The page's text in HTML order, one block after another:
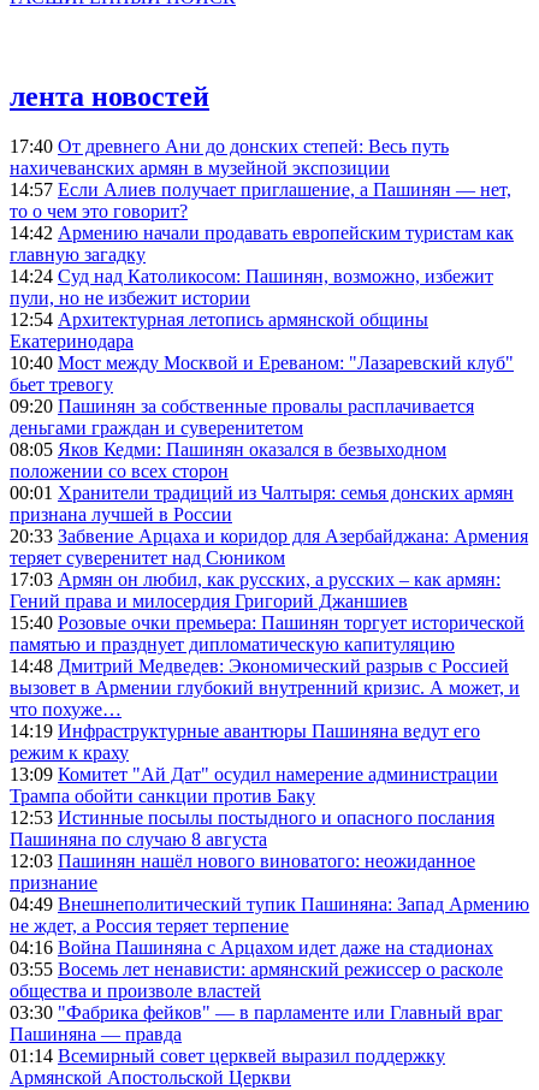
лента новостей
17:40 От древнего Ани до донских степей: Весь путь
нахичеванских армян в музейной экспозиции
14:57 Если Алиев получает приглашение, а Пашинян — нет,
то о чем это говорит?
14:42 Армению начали продавать европейским туристам как
главную загадку
14:24 Суд над Католикосом: Пашинян, возможно, избежит
пули, но не избежит истории
12:54 Архитектурная летопись армянской общины
Екатеринодара
10:40 Мост между Москвой и Ереваном: "Лазаревский клуб"
бьет тревогу
09:20 Пашинян за собственные провалы расплачивается
деньгами граждан и суверенитетом
08:05 Яков Кедми: Пашинян оказался в безвыходном
положении со всех сторон
00:01 Хранители традиций из Чалтыря: семья донских армян
признана лучшей в России
20:33 Забвение Арцаха и коридор для Азербайджана: Армения
теряет суверенитет над Сюником
17:03 Армян он любил, как русских, а русских – как армян:
Гений права и милосердия Григорий Джаншиев
15:40 Розовые очки премьера: Пашинян торгует исторической
памятью и празднует дипломатическую капитуляцию
14:48 Дмитрий Медведев: Экономический разрыв с Россией
вызовет в Армении глубокий внутренний кризис. А может, и
что похуже…
14:19 Инфраструктурные авантюры Пашиняна ведут его
режим к краху
13:09 Комитет "Ай Дат" осудил намерение администрации
Трампа обойти санкции против Баку
12:53 Истинные посылы постыдного и опасного послания
Пашиняна по случаю 8 августа
12:03 Пашинян нашёл нового виноватого: неожиданное
признание
04:49 Внешнеполитический тупик Пашиняна: Запад Армению
не ждет, а Россия теряет терпение
04:16 Война Пашиняна с Арцахом идет даже на стадионах
03:55 Восемь лет ненависти: армянский режиссер о расколе
общества и произволе властей
03:30 "Фабрика фейков" — в парламенте или Главный враг
Пашиняна — правда
01:14 Всемирный совет церквей выразил поддержку
Армянской Апостольской Церкви